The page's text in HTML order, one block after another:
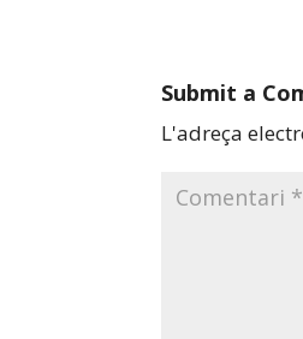
Submit a
L'adreça